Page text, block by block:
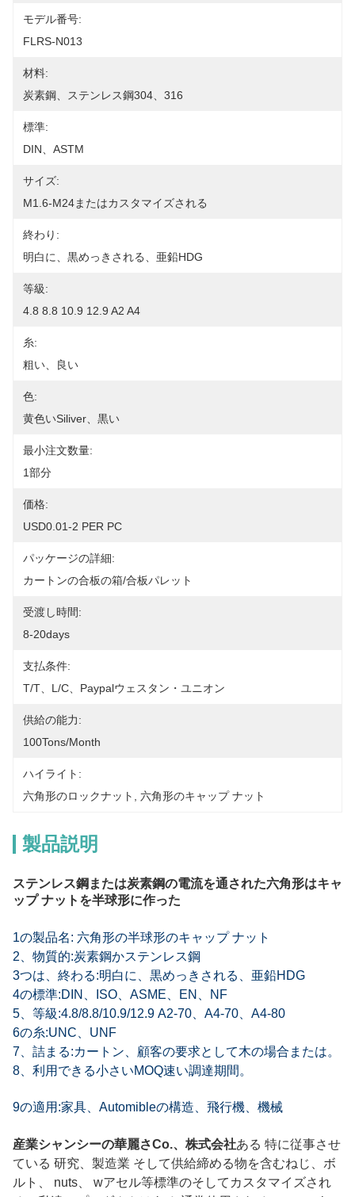
モデル番号:
FLRS-N013
材料:
炭素鋼、ステンレス鋼304、316
標準:
DIN、ASTM
サイズ:
M1.6-M24またはカスタマイズされる
終わり:
明白に、黒めっきされる、亜鉛HDG
等級:
4.8 8.8 10.9 12.9 A2 A4
糸:
粗い、良い
色:
黄色いSiliver、黒い
最小注文数量:
1部分
価格:
USD0.01-2 PER PC
パッケージの詳細:
カートンの合板の箱/合板パレット
受渡し時間:
8-20days
支払条件:
T/T、L/C、paypalウェスタン・ユニオン
供給の能力:
100Tons/Month
ハイライト:
六角形のロックナット
六角形のキャップ ナット
製品説明
ステンレス鋼または炭素鋼の電流を通された六角形はキャ
ップ ナットを半球形に作った
1の製品名: 六角形の半球形のキャップ ナット
2、物質的:炭素鋼かステンレス鋼
3つは、終わる:明白に、黒めっきされる、亜鉛HDG
4の標準:DIN、ISO、ASME、EN、NF
5、等級:4.8/8.8/10.9/12.9 A2-70、A4-70、A4-80
6の糸:UNC、UNF
7、詰まる:カートン、顧客の要求として木の場合または。
8、利用できる小さいMOQ速い調達期間。
9の適用:家具、Automibleの構造、飛行機、機械
産業シャンシーの華麗さCo.、株式会社ある 特に従事させ
ている 研究 製造業 そして供給締める物を含むねじ、ボ
ルト、
nuts、 wアセル等標準のそしてカスタマイズされ